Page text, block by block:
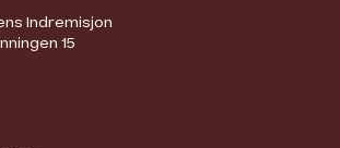
Indremisjon
15